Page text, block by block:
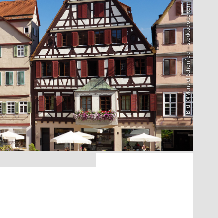
Bild: @Manuel Schönfeld – stock.adobe.com